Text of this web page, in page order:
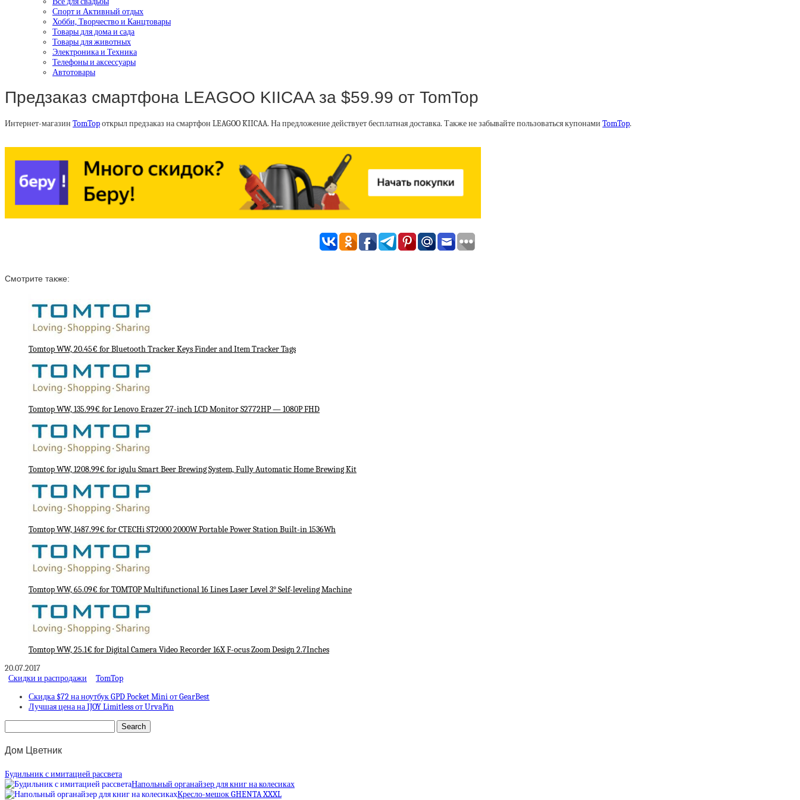
Спорт и Активный отдых
Хобби, Творчество и Канцтовары
Товары для дома и сада
Товары для животных
Электроника и Техника
Телефоны и аксессуары
Автотовары
Предзаказ смартфона LEAGOO KIICAA за $59.99 от TomTop
Интернет-магазин TomTopоткрыл предзаказ на смартфон LEAGOO KIICAA. На предложение действует бесплатная доставка. Также не забывайте пользоваться купонами TomTop.
Смотрите также:
Tomtop WW, 20.45€ for Bluetooth Tracker Keys Finder and Item Tracker Tags
Tomtop WW, 135.99€ for Lenovo Erazer 27-inch LCD Monitor S2772HP — 1080P FHD
Tomtop WW, 1208.99€ for igulu Smart Beer Brewing System, Fully Automatic Home Brewing Kit
Tomtop WW, 1487.99€ for CTECHi ST2000 2000W Portable Power Station Built-in 1536Wh
Tomtop WW, 65.09€ for TOMTOP Multifunctional 16 Lines Laser Level 3° Self-leveling Machine
Tomtop WW, 25.1€ for Digital Camera Video Recorder 16X F-ocus Zoom Design 2.7Inches
20.07.2017
Скидки и распродажи
TomTop
Скидка $72 на ноутбук GPD Pocket Mini от GearBest
Лучшая цена на IJOY Limitless от UrvaPin
Дом Цветник
Будильник с имитацией рассвета
Напольный органайзер для книг на колесиках
Кресло-мешок GHENTA XXXL